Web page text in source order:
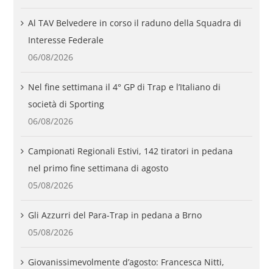
Al TAV Belvedere in corso il raduno della Squadra di
Interesse Federale
06/08/2026
Nel fine settimana il 4° GP di Trap e l’Italiano di
società di Sporting
06/08/2026
Campionati Regionali Estivi, 142 tiratori in pedana
nel primo fine settimana di agosto
05/08/2026
Gli Azzurri del Para-Trap in pedana a Brno
05/08/2026
Giovanissimevolmente d’agosto: Francesca Nitti,